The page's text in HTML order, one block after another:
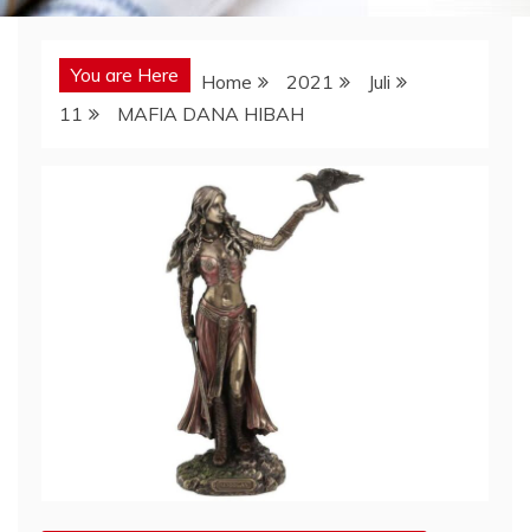
You are Here Home 2021
Juli
11
MAFIA DANA HIBAH